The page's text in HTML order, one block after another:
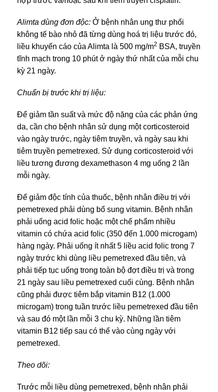
Alimta dùng đơn độc: Ở bệnh nhân ung thư phổi
không tế bào nhỏ đã từng dùng hoá trị liệu trước đó,
liều khuyến cáo của Alimta là 500 mg/m2 BSA, truyền
tĩnh mạch trong 10 phút ở ngày thứ nhất của mỗi chu
kỳ 21 ngày.
Chuẩn bị trước khi trị liệu:
Để giảm tần suất và mức độ nặng của các phản ứng
da, cần cho bệnh nhân sử dụng một corticosteroid
vào ngày trước, ngày tiêm truyền, và ngày sau khi
tiêm truyền pemetrexed. Sử dụng corticosteroid với
liều tương đương dexamethason 4 mg uống 2 lần
mỗi ngày.
Để giảm độc tính của thuốc, bệnh nhân điều trị với
pemetrexed phải dùng bổ sung vitamin. Bệnh nhân
phải uống acid folic hoặc một chế phẩm nhiều
vitamin có chứa acid folic (350 đến 1.000 microgam)
hàng ngày. Phải uống ít nhất 5 liều acid folic trong 7
ngày trước khi dùng liều pemetrexed đầu tiên, và
phải tiếp tục uống trong toàn bộ đợt điều trị và trong
21 ngày sau liều pemetrexed cuối cùng. Bệnh nhân
cũng phải được tiêm bắp vitamin B12 (1.000
microgam) trong tuần trước liều pemetrexed đầu tiên
và sau đó một lần mỗi 3 chu kỳ. Những lần tiêm
vitamin B12 tiếp sau có thể vào cùng ngày với
pemetrexed.
Theo dõi:
Trước mỗi liều dùng pemetrexed, bệnh nhân phải